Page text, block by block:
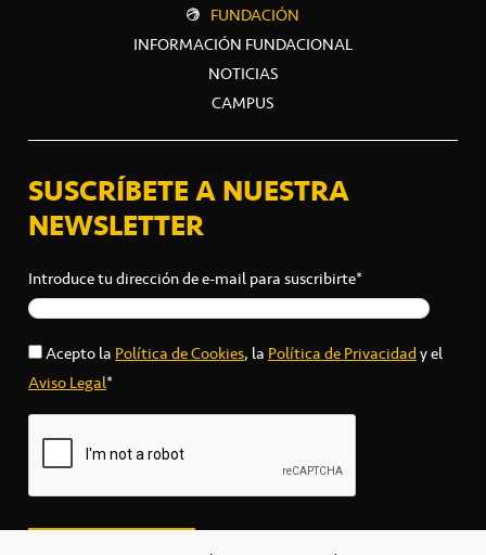
FUNDACIÓN
INFORMACIÓN FUNDACIONAL
NOTICIAS
CAMPUS
SUSCRÍBETE A NUESTRA
NEWSLETTER
Introduce tu dirección de e-mail para suscribirte*
Acepto laPolítica de Cookies, laPolítica de Privacidady el
Aviso Legal*